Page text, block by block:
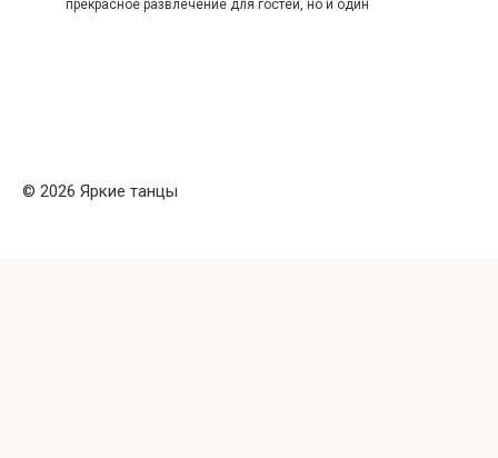
прекрасное развлечение для гостей, но и один
© 2026 Яркие танцы